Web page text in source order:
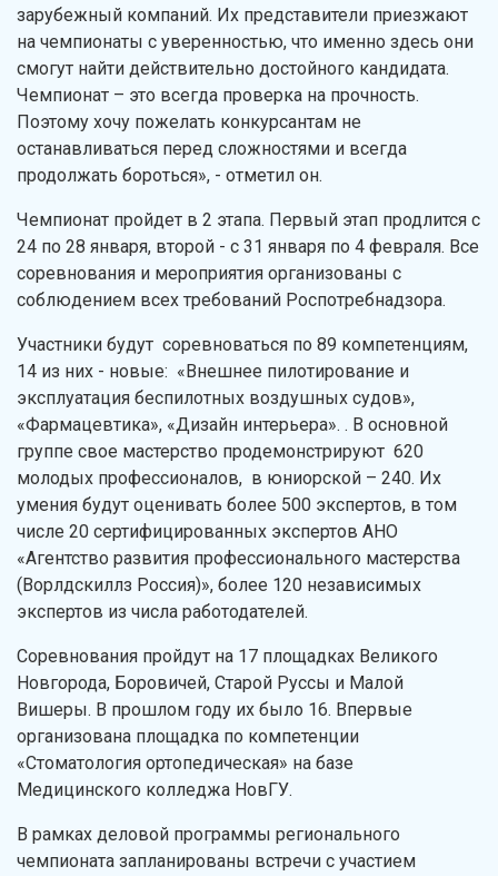
зарубежный компаний. Их представители приезжают
на чемпионаты с уверенностью, что именно здесь они
смогут найти действительно достойного кандидата.
Чемпионат – это всегда проверка на прочность.
Поэтому хочу пожелать конкурсантам не
останавливаться перед сложностями и всегда
продолжать бороться», - отметил он.
Чемпионат пройдет в 2 этапа. Первый этап продлится с
24 по 28 января, второй - с 31 января по 4 февраля. Все
соревнования и мероприятия организованы с
соблюдением всех требований Роспотребнадзора.
Участники будут соревноваться по 89 компетенциям,
14 из них - новые: «Внешнее пилотирование и
эксплуатация беспилотных воздушных судов»,
«Фармацевтика», «Дизайн интерьера». . В основной
группе свое мастерство продемонстрируют 620
молодых профессионалов, в юниорской – 240. Их
умения будут оценивать более 500 экспертов, в том
числе 20 сертифицированных экспертов АНО
«Агентство развития профессионального мастерства
(Ворлдскиллз Россия)», более 120 независимых
экспертов из числа работодателей.
Соревнования пройдут на 17 площадках Великого
Новгорода, Боровичей, Старой Руссы и Малой
Вишеры. В прошлом году их было 16. Впервые
организована площадка по компетенции
«Стоматология ортопедическая» на базе
Медицинского колледжа НовГУ.
В рамках деловой программы регионального
чемпионата запланированы встречи с участием